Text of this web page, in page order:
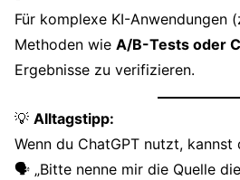
Für komplexe KI-Anwendungen
Methoden wie A/B-Tests oder
Ergebnisse zu verifizieren.
💡 Alltagstipp:
Wenn du ChatGPT nutzt, kannst
🗣️ „Bitte nenne mir die Quelle